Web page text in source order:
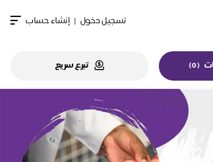
تسجيل دخول | إنشاء حساب
(
0
) تبرع سريع